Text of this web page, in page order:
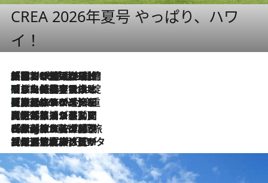
CREA 2026年夏号 やっぱり、ハワ
イ！
2026.8.6
「荷物が増えるほど旅ストレスは増す」美容ジャーナリストがたどり着いた最終結論。“化粧品を劇的に減らす”感動の凝縮美容とは
2026.8.6
「旅先には金髪ウィッグを持参」日本と同じメイクでは損してる!? 美容ジャーナリストが提案する“掟破りの旅美容”とは
2026.8.6
【厳選旅コスメ】「身軽さ＆UV対策重視！」ヘアアーティストshucoが選んだ夏旅ベストコスメを発表【Mサイズジップ】
2026.8.5
【厳選旅コスメ】国内をあちこち移動する河井菜摘が選んだ夏旅ベストコスメ発表！「リラックスアイテムはマスト」【Mサイズジップ】
2026.8.4
【厳選旅コスメ】「紫外線＆乾燥対策しながらメイク感も！」ヘア＆メイクGeorgeが選んだ夏旅ベストコスメを発表！【Mサイズジップ】
2026.8.3
【厳選旅コスメ】「保湿もタイパ重視！」“サウナ好き”タレント清水みさとが愛用する夏旅ベストコスメを発表！【Mサイズジップ】